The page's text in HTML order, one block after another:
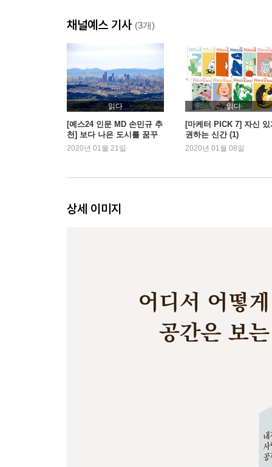
3부 작품 말고도 볼 것이 많은 예술 공간
담장 없는 미술관이 도심을 포근히 감싸네 - 국립
좋은 공간은 사람의 마음을 음악처럼 뒤흔드는 힘
멋진 건축물 하나가 동네를 바꾼다 - 아모레퍼시픽
산꼭대기에서 물에 비친 미술관을 감상한다 - 뮤지
4부 개인 취향과 사회 가치가 제대로 구현된 곳
화가의 살림집에는 숲이 펼쳐져 있다 - 죽설헌
형식과 내용이 사이좋은 공간이어라 - 보안1942
남산 회현동에서 오감이 즐거운 소풍을! - 피크닉
멈춘 공장에 예술은 숨을 불어넣고 - F1963
인생에 한번쯤은 누려도 좋을, 세상 어디에도 없는
채널예스 기사 (3개)
읽다
[예스24 인문 MD 손민규 추
천] 보다 나은 도시를 꿈꾸
다
2020년 01월 21일
읽다
[마케터 PICK 7] 자신 있
권하는 신간 (1)
2020년 01월 08일
상세 이미지